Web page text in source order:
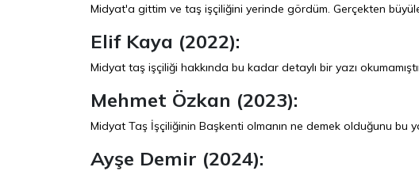
Midyat'a gittim ve taş işçiliğini yerinde gördüm. Gerçekten
Elif Kaya (2022):
Midyat taş işçiliği hakkında bu kadar detaylı bir yazı
Mehmet Özkan (2023):
Midyat Taş İşçiliğinin Başkenti olmanın ne demek olduğunu bu
Ayşe Demir (2024):